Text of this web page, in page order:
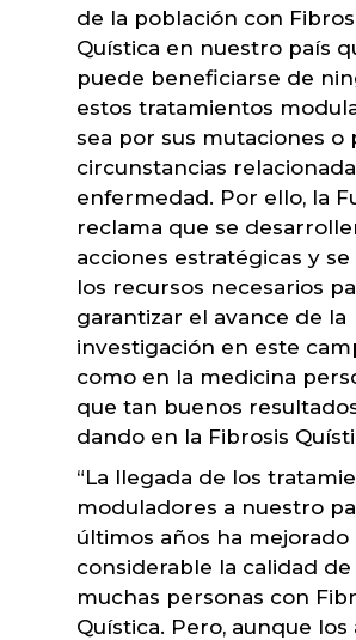
de la población con
Quística en nuestro país
puede beneficiarse de
estos tratamientos
sea por sus mutaciones o
circunstancias
enfermedad. Por ello, la
reclama que se
acciones estratégicas y
los recursos necesarios
garantizar el avance de la
investigación en este
como en la medicina
que tan buenos
dando en la Fibrosis
“La llegada de los
moduladores a nuestro
últimos años ha
considerable la calidad de
muchas personas con
Quística. Pero, aunque los